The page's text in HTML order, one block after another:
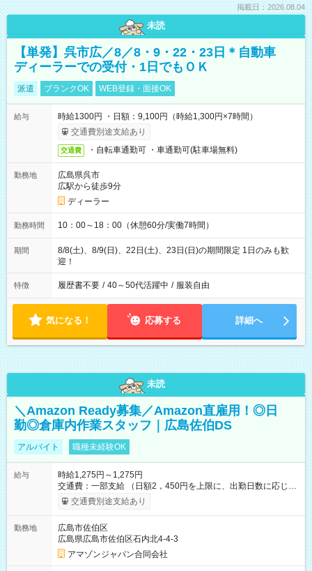
掲載日：2026.08.04
未読
【単発】呉市広／8／8・9・22・23日＊自動車
ディーラーでの受付・1日でもＯＫ
派遣 ブランクOK WEB登録・面接OK
給与
時給1300円 ・日額：9,100円（時給1,300円×7時間）
交通費別途支給あり
交通費 ・自転車通勤可 ・車通勤可(駐車場無料)
勤務地
広島県呉市
広駅から徒歩9分
ディーラー
勤務時間 10：00～18：00（休憩60分/実働7時間）
期間
8/8(土)、8/9(日)、22日(土)、23日(日)の期間限定 1日のみも歓
迎！
特徴 履歴書不要 / 40～50代活躍中 / 服装自由
気になる！ 応募する 詳細へ
未読
＼Amazon Ready募集／Amazon直雇用！◎日
勤◎倉庫内作業スタッフ｜広島佐伯DS
アルバイト 職種未経験OK
給与
時給1,275円～1,275円
交通費：一部支給 （日額2，450円を上限に、出勤日数に応じて
実費支給） ※22:00～翌5:00までは時給25%UP！ ■給与前払い
制度あり ※前払い額の上限あり、手数料無料（Amazon負担）
交通費別途支給あり
勤務地
広島市佐伯区
広島県広島市佐伯区石内北4-4-3
アマゾンジャパン合同会社